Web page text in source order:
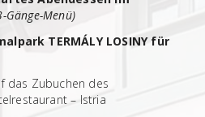
Gänge-Menü)
TERMÁLY LOSINY für
das Zubuchen des
– Istria